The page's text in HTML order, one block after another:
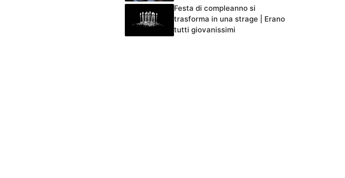
Festa di compleanno si
trasforma in una strage | Erano
tutti giovanissimi